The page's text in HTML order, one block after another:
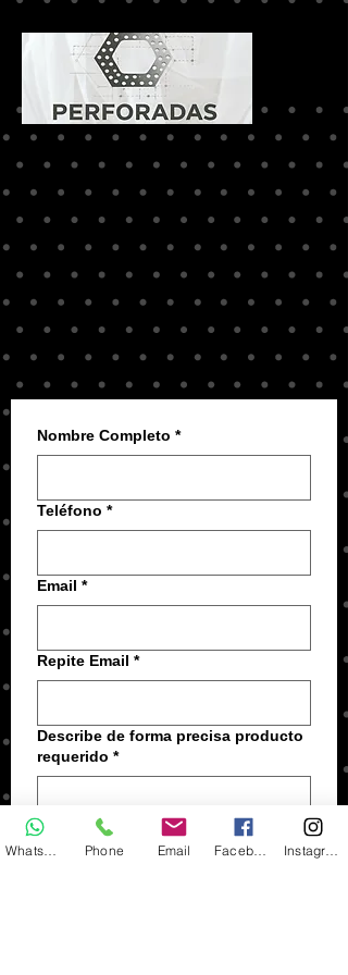
Nombre Completo *
Teléfono *
Email *
Repite Email *
Describe de forma precisa producto
requerido *
Phone Email